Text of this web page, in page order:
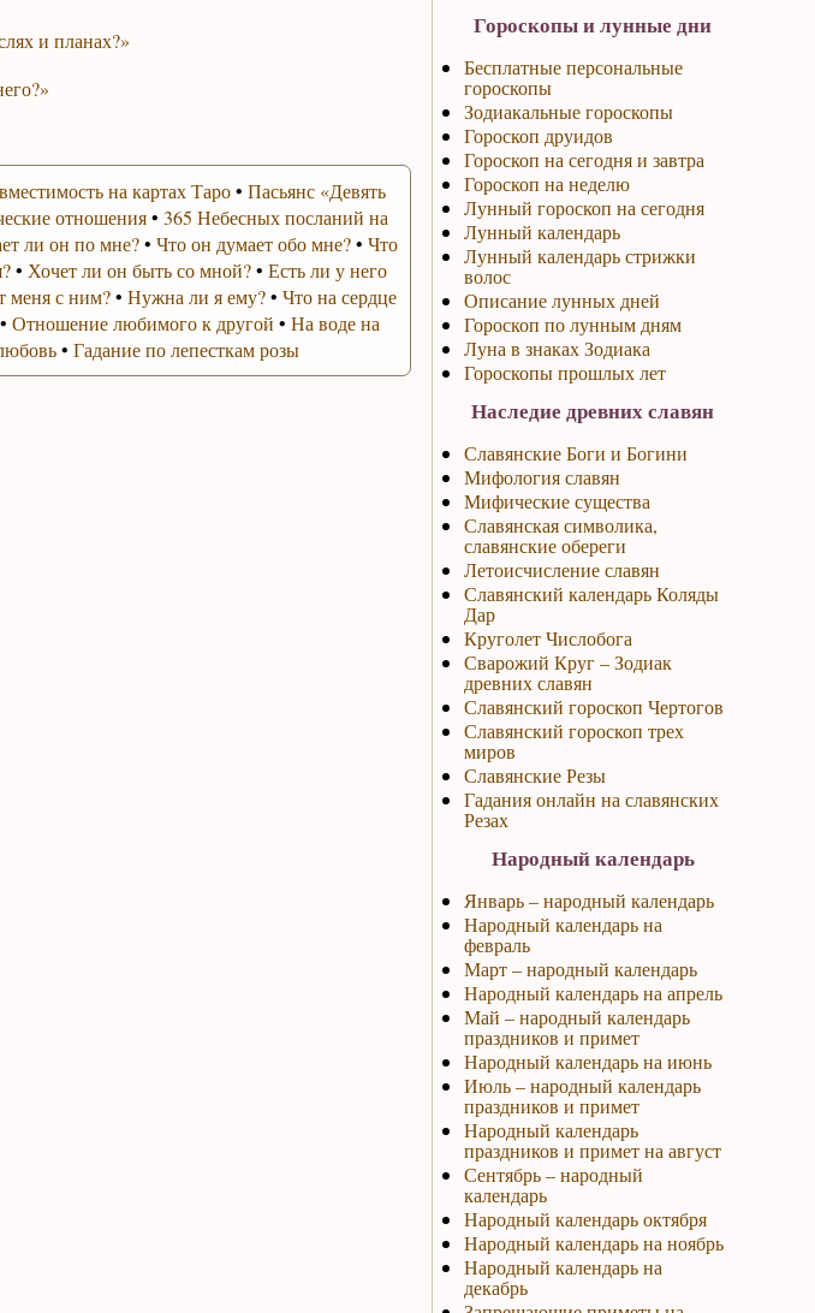
и планах?»
на картах Таро• Пасьянс «Девять
отношения• 365 Небесных посланий на
ли он по мне?• Что он думает обо мне?• Что
• Хочет ли он быть со мной?• Есть ли у него
меня с ним?• Нужна ли я ему?• Что на сердце
• Отношение любимого к другой • На воде на
• Гадание по лепесткам розы
Гороскопы и лунные дни
Бесплатные персональные
гороскопы
Зодиакальные гороскопы
Гороскоп друидов
Гороскоп на сегодня и завтра
Гороскоп на неделю
Лунный гороскоп на сегодня
Лунный календарь
Лунный календарь стрижки
волос
Описание лунных дней
Гороскоп по лунным дням
Луна в знаках Зодиака
Гороскопы прошлых лет
Наследие древних славян
Славянские Боги и Богини
Мифология славян
Мифические существа
Славянская символика,
славянские обереги
Летоисчисление славян
Славянский календарь Коляды
Дар
Круголет Числобога
Сварожий Круг – Зодиак
древних славян
Славянский гороскоп Чертогов
Славянский гороскоп трех
миров
Славянские Резы
Гадания онлайн на славянских
Резах
Народный календарь
Январь – народный календарь
Народный календарь на
февраль
Март – народный календарь
Народный календарь на апрель
Май – народный календарь
праздников и примет
Народный календарь на июнь
Июль – народный календарь
праздников и примет
Народный календарь
праздников и примет на август
Сентябрь – народный
календарь
Народный календарь октября
Народный календарь на ноябрь
Народный календарь на
декабрь